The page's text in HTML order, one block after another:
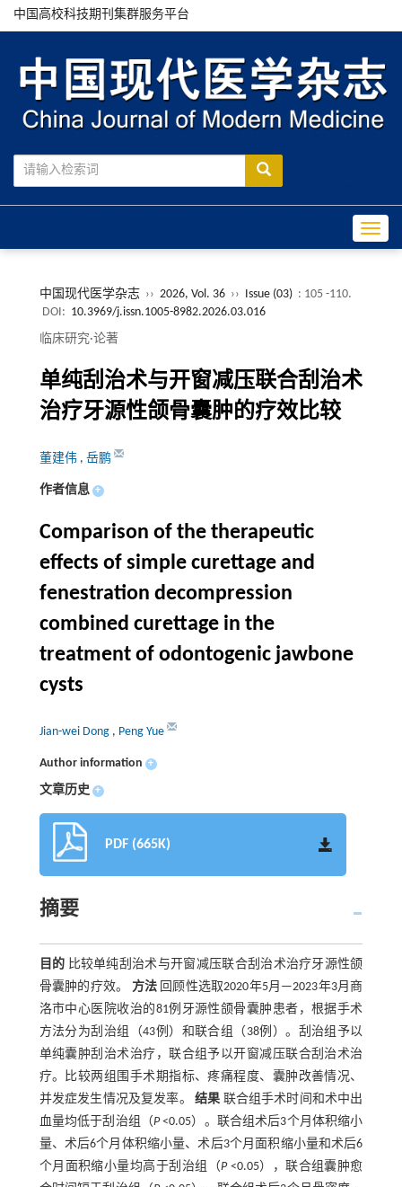
中国高校科技期刊集群服务平台
中国现代医学杂志 ›› 2026, Vol. 36 ›› Issue (03) : 105 -110.
DOI: 10.3969/j.issn.1005-8982.2026.03.016
临床研究·论著
单纯刮治术与开窗减压联合刮治术
治疗牙源性颌骨囊肿的疗效比较
董建伟 , 岳鹏
作者信息 +
Comparison of the therapeutic
effects of simple curettage and
fenestration decompression
combined curettage in the
treatment of odontogenic jawbone
cysts
Jian-wei Dong , Peng Yue
Author information +
文章历史 +
PDF (665K)
摘要
目的 比较单纯刮治术与开窗减压联合刮治术治疗牙源性颌
骨囊肿的疗效。 方法 回顾性选取2020年5月—2023年3月商
洛市中心医院收治的81例牙源性颌骨囊肿患者，根据手术
方法分为刮治组（43例）和联合组（38例）。刮治组予以
单纯囊肿刮治术治疗，联合组予以开窗减压联合刮治术治
疗。比较两组围手术期指标、疼痛程度、囊肿改善情况、
并发症发生情况及复发率。 结果 联合组手术时间和术中出
血量均低于刮治组（P<0.05）。联合组术后3个月体积缩小
量、术后6个月体积缩小量、术后3个月面积缩小量和术后6
个月面积缩小量均高于刮治组（P<0.05），联合组囊肿愈